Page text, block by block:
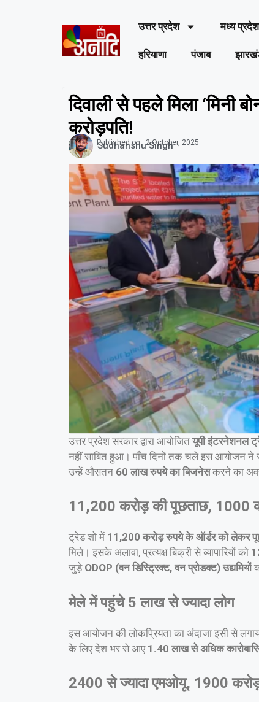
उत्तर प्रदेश मध्य प्रदेश
हरियाणा पंजाब
दिवाली से पहले मिला ‘मिनी
करोड़पति!
Sudhanshu Singh
Published on : 2 October, 2025
उत्तर प्रदेश सरकार द्वारा आयोजित यूपी इंटरनेशनल
नहीं साबित हुआ। पाँच दिनों तक चले इस आयोजन ने
उन्हें औसतन 60 लाख रुपये का बिजनेसकरने का
11,200 करोड़ की पूछताछ, 1000
ट्रेड शो में 11,200 करोड़ रुपये के ऑर्डर को लेकर
मिले। इसके अलावा, प्रत्यक्ष बिक्री से व्यापारियों को
जुड़े ODOP (वन डिस्ट्रिक्ट, वन प्रोडक्ट) उद्यमियों
मेले मेंपहुंचे 5 लाख से ज्यादा लोग
इस आयोजन की लोकप्रियता का अंदाजा इसी से
के लिए देश भर से आए 1.40 लाख से अधिक
2400 से ज्यादा एमओयू, 1900